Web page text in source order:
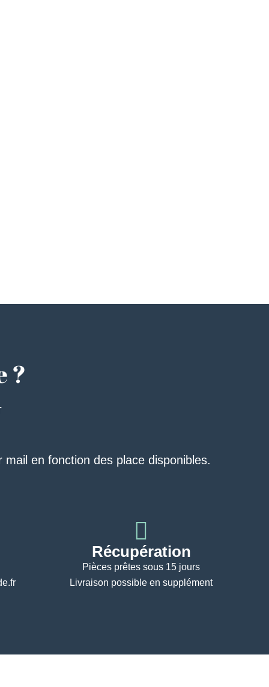
?
en fonction des place disponibles.
Récupération
Pièces prêtes sous 15 jours
Livraison possible en supplément